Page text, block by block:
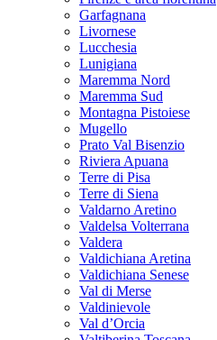
Garfagnana
Livornese
Lucchesia
Lunigiana
Maremma Nord
Maremma Sud
Montagna Pistoiese
Mugello
Prato Val Bisenzio
Riviera Apuana
Terre di Pisa
Terre di Siena
Valdarno Aretino
Valdelsa Volterrana
Valdera
Valdichiana Aretina
Valdichiana Senese
Val di Merse
Valdinievole
Val d’Orcia